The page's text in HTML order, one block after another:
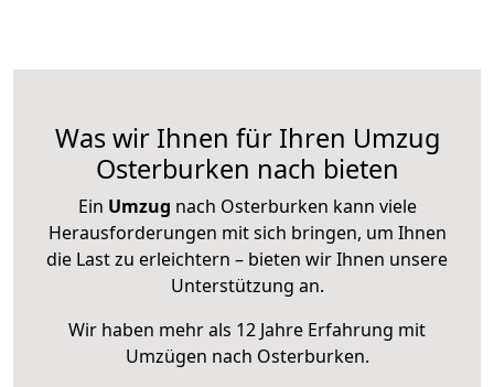
Was wir Ihnen für Ihren Umzug
Osterburken nach bieten
Ein Umzug nach Osterburken kann viele
Herausforderungen mit sich bringen, um Ihnen
die Last zu erleichtern – bieten wir Ihnen unsere
Unterstützung an.
Wir haben mehr als 12 Jahre Erfahrung mit
Umzügen nach Osterburken.